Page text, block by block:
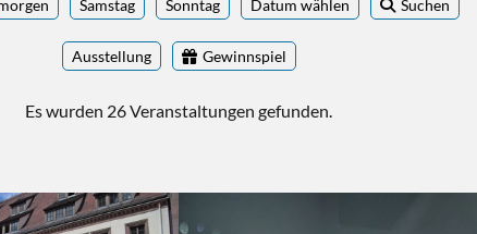
Samstag Sonntag Datum wählen Suchen
Ausstellung Gewinnspiel
Es wurden 26 Veranstaltungen gefunden.